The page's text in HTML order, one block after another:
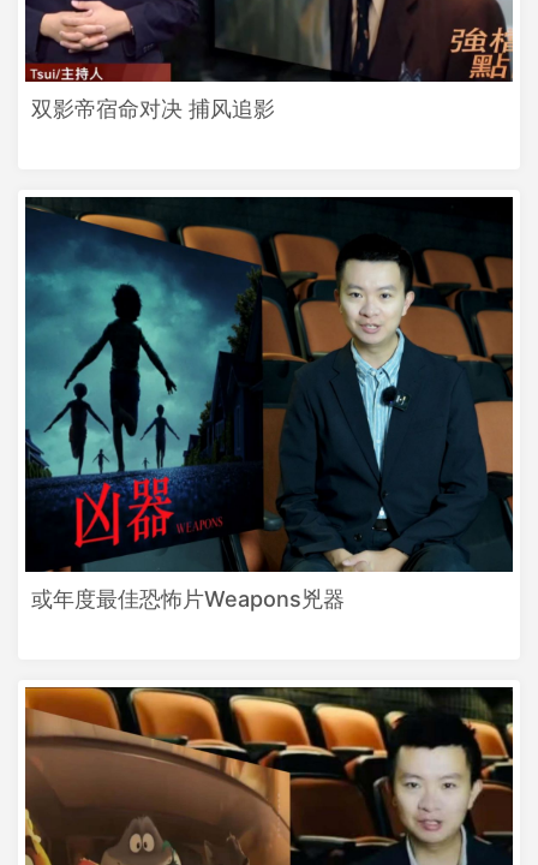
双影帝宿命对决 捕风追影
或年度最佳恐怖片Weapons兇器